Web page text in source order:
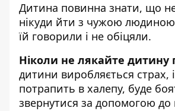
Дитина повинна знати, що
нікуди йти з чужою
їй говорили і не обіцяли.
Ніколи не лякайте дитину
дитини виробляється страх,
потрапить в халепу, буде
звернутися за допомогою до